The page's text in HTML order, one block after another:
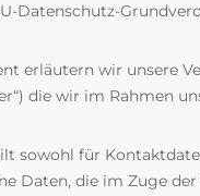
Datenschutz-
erläutern wir unsere
die wir im Rahmen
sowohl für
Daten, die im Zuge